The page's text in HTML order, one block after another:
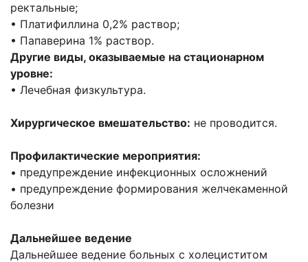
ректальные;
• Платифиллина 0,2% раствор;
• Папаверина 1% раствор.
Другие виды, оказываемые на стационарном
уровне:
• Лечебная физкультура.
Хирургическое вмешательство: не проводится.
Профилактические мероприятия:
• предупреждение инфекционных осложнений
• предупреждение формирования желчекаменной
болезни
Дальнейшее ведение
Дальнейшее ведение больных с холециститом